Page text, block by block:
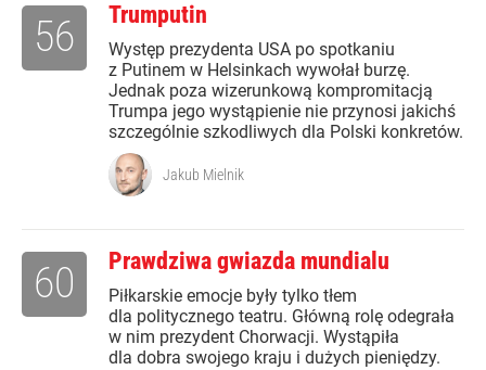
Trumputin
Występ prezydenta USA po spotkaniu
z Putinem w Helsinkach wywołał burzę.
Jednak poza wizerunkową kompromitacją
Trumpa jego wystąpienie nie przynosi jakichś
szczególnie szkodliwych dla Polski konkretów.
56
Jakub Mielnik
Prawdziwa gwiazda mundialu
Piłkarskie emocje były tylko tłem
dla politycznego teatru. Główną rolę odegrała
w nim prezydent Chorwacji. Wystąpiła
dla dobra swojego kraju i dużych pieniędzy.
60